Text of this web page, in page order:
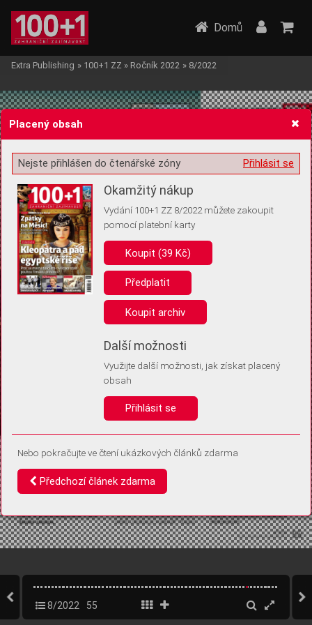
Žádost o souhlas s ukládáním volitelných informací
Pro základní fungování webu nepotřebujeme ukládat žádné informace
(tzv. cookies apod.). Rádi bychom vás ale požádali o souhlas s
uložením volitelných informací:
Anonymní unikátní ID
Díky němu příště poznáme, že se jedná o stejné zařízení, a
Identifikátor je zcela anonymní.
Vaše souhlasy a odmítnutí si ukládáme do vašeho zařízení, abychom se
vás už příště znovu neptali. Můžete je kdykoli později upravit ve Správě
Domů
Extra Publishing » 100+1 ZZ » Ročník 2022 » 8/2022
8/2022 55
Placený obsah
Přihlásit se
Nejste přihlášen do čtenářské zóny
Okamžitý nákup
Vydání 100+1 ZZ 8/2022 můžete zakoupit
pomocí platební karty
Koupit (39 Kč)
Předplatit
Koupit archiv
Další možnosti
Využijte další možnosti, jak získat placený
obsah
Přihlásit se
Nebo pokračujte ve čtení ukázkových článků zdarma
Předchozí článek zdarma